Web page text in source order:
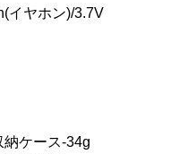
イヤホン)/3.7V
ース-34g